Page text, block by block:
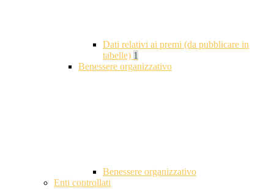
Dati relativi ai premi (da pubblicare in
tabelle) 1
Benessere organizzativo
Benessere organizzativo
Enti controllati